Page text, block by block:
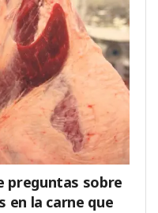
preguntas sobre
en la carne que